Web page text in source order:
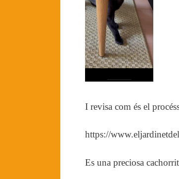
I revisa com és el
https://
Es una preciosa